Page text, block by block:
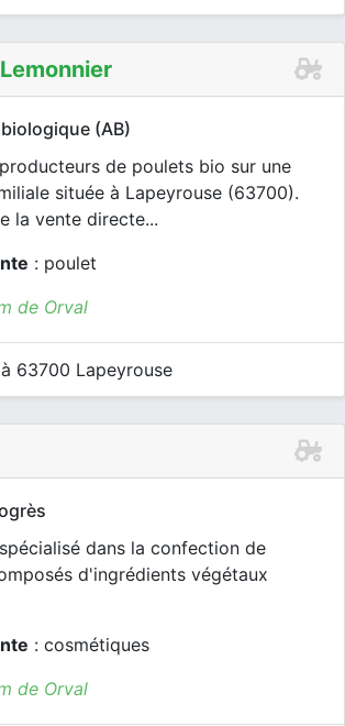
(AB)
de poulets bio sur une
située à Lapeyrouse (63700).
la vente directe...
: poulet
de Orval
63700 Lapeyrouse
dans la confection de
d'ingrédients végétaux
: cosmétiques
de Orval